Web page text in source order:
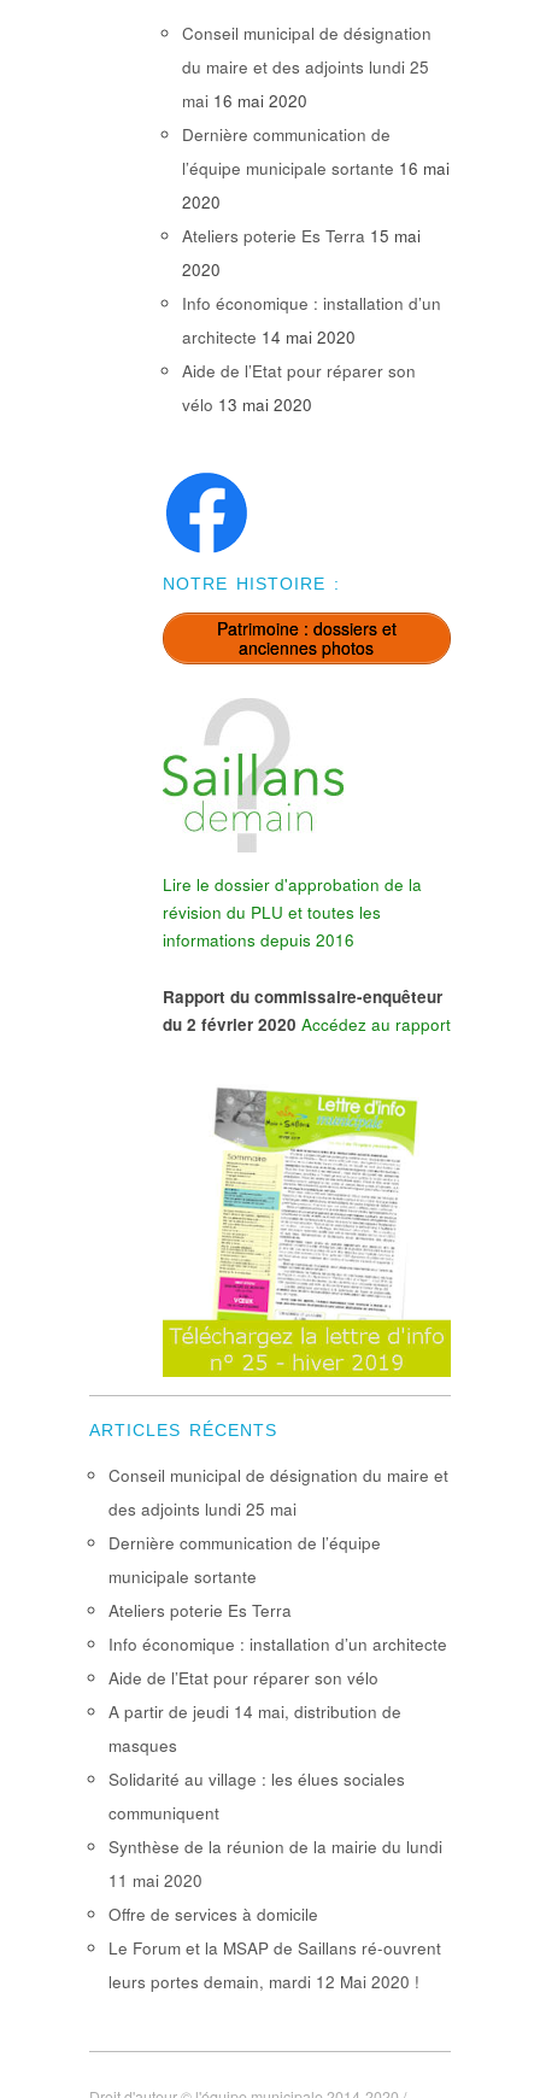
Conseil municipal de désignation
du maire et des adjoints lundi 25
mai 16 mai 2020
Dernière communication de
l’équipe municipale sortante 16 mai
2020
Ateliers poterie Es Terra 15 mai
2020
Info économique : installation d’un
architecte 14 mai 2020
Aide de l’Etat pour réparer son
vélo 13 mai 2020
NOTRE HISTOIRE :
Patrimoine : dossiers et
anciennes photos
Lire le dossier d'approbation de la
révision du PLU et toutes les
informations depuis 2016
Rapport du commissaire-enquêteur
du 2 février 2020 Accédez au rapport
ARTICLES RÉCENTS
Conseil municipal de désignation du maire et
des adjoints lundi 25 mai
Dernière communication de l’équipe
municipale sortante
Ateliers poterie Es Terra
Info économique : installation d’un architecte
Aide de l’Etat pour réparer son vélo
A partir de jeudi 14 mai, distribution de
masques
Solidarité au village : les élues sociales
communiquent
Synthèse de la réunion de la mairie du lundi
11 mai 2020
Offre de services à domicile
Le Forum et la MSAP de Saillans ré-ouvrent
leurs portes demain, mardi 12 Mai 2020 !